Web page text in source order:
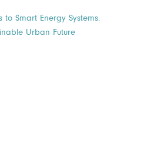
to Smart Energy Systems:
Urban Future